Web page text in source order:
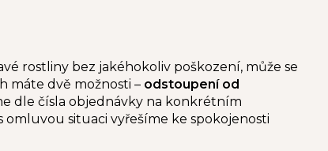
rostliny bez jakéhokoliv poškození, může se
máte dvě možnosti – odstoupení od
dle čísla objednávky na konkrétním
situaci vyřešíme ke spokojenosti